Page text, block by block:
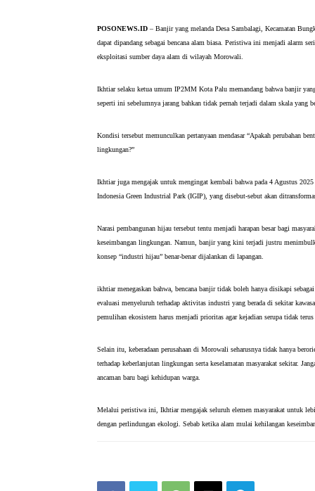
POSONEWS.ID – Banjir yang melanda Desa Sambalagi, Kecamatan
dapat dipandang sebagai bencana alam biasa. Peristiwa ini menjadi alarm
eksploitasi sumber daya alam di wilayah Morowali.
Ikhtiar selaku ketua umum IP2MM Kota Palu memandang bahwa banjir
seperti ini sebelumnya jarang bahkan tidak pernah terjadi dalam skala yang
Kondisi tersebut memunculkan pertanyaan mendasar “Apakah perubahan
lingkungan?”
Ikhtiar juga mengajak untuk mengingat kembali bahwa pada 4 Agustus
Indonesia Green Industrial Park (IGIP), yang disebut-sebut akan
Narasi pembangunan hijau tersebut tentu menjadi harapan besar bagi
keseimbangan lingkungan. Namun, banjir yang kini terjadi justru
konsep “industri hijau” benar-benar dijalankan di lapangan.
ikhtiar menegaskan bahwa, bencana banjir tidak boleh hanya disikapi
evaluasi menyeluruh terhadap aktivitas industri yang berada di sekitar
pemulihan ekosistem harus menjadi prioritas agar kejadian serupa tidak
Selain itu, keberadaan perusahaan di Morowali seharusnya tidak hanya
terhadap keberlanjutan lingkungan serta keselamatan masyarakat sekitar.
ancaman baru bagi kehidupan warga.
Melalui peristiwa ini, Ikhtiar mengajak seluruh elemen masyarakat untuk
dengan perlindungan ekologi. Sebab ketika alam mulai kehilangan